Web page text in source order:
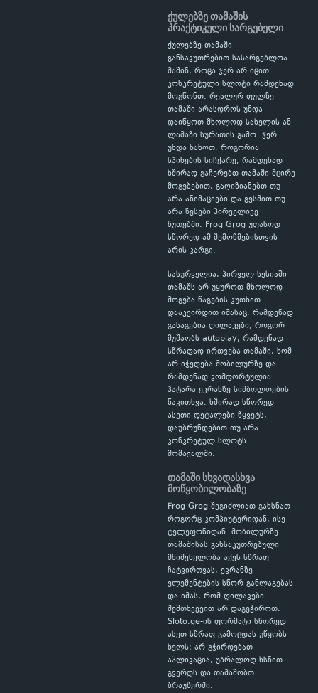
ქულებზე თამაშის
პრაქტიკული სარგებელი
ქულებზე თამაში
განსაკუთრებით სასარგებლოა
მაშინ, როცა ჯერ არ იცით
კონკრეტული სლოტი რამდენად
მოგწონთ. რეალურ ფულზე
თამაში არასდროს უნდა
დაიწყოთ მხოლოდ სახელის ან
ლამაზი სურათის გამო. ჯერ
უნდა ნახოთ, როგორია
სპინების სიჩქარე, რამდენად
ხშირად გაჩერებთ თამაში მცირე
მოგებებით, გაღიზიანებთ თუ
არა ანიმაციები და გესმით თუ
არა წესები პირველივე
წუთებში. Frog Grog უფასოდ
სწორედ ამ შემოწმებისთვის
არის კარგი.
სასურველია, პირველ სესიაში
თამაშს არ უყუროთ მხოლოდ
მოგება-წაგების კუთხით.
დააკვირდით იმასაც, რამდენად
გასაგებია ღილაკები, როგორ
მუშაობს autoplay, რამდენად
სწრაფად ირთვება თამაში, ხომ
არ იჭედება მობილურზე და
რამდენად კომფორტულია
პატარა ეკრანზე სიმბოლოების
წაკითხვა. ხშირად სწორედ
ასეთი დეტალები წყვეტს,
დაუბრუნდებით თუ არა
კონკრეტულ სლოტს
მომავალში.
თამაში სხვადასხვა
მოწყობილობაზე
Frog Grog შეგიძლიათ გახსნათ
როგორც კომპიუტერიდან, ისე
ტელეფონიდან. მობილურზე
თამაშისას განსაკუთრებული
მნიშვნელობა აქვს სწრაფ
ჩატვირთვას, ეკრანზე
ელემენტების სწორ განლაგებას
და იმას, რომ ღილაკები
შემთხვევით არ დაგეჭიროთ.
Sloto.ge-ის ფორმატი სწორედ
ასეთ სწრაფ გამოცდას უწყობს
ხელს: არ გჭირდებათ
აპლიკაცია, უბრალოდ ხსნით
გვერდს და თამაშობთ
ბრაუზერში.